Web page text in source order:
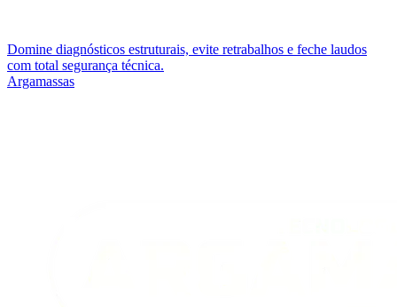
Domine diagnósticos estruturais, evite retrabalhos e feche laudos
com total segurança técnica.
Argamassas